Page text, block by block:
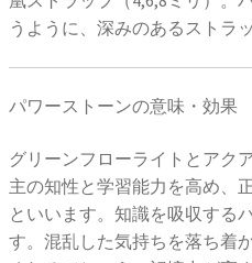
うように、深みのあるストラ
パワーストーンの意味・効果
グリーンフローライトとアク
主の知性と学習能力を高め、
といいます。知識を吸収する
す。混乱した気持ちを落ち着